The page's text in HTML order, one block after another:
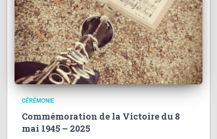
CÉRÉMONIE
Commémoration de la Victoire du 8
mai 1945 – 2025